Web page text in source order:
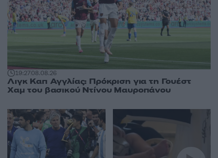
19:2708.08.26
Λιγκ Καπ Αγγλίας: Πρόκριση για τη Γουέστ
Χαμ του βασικού Ντίνου Μαυροπάνου